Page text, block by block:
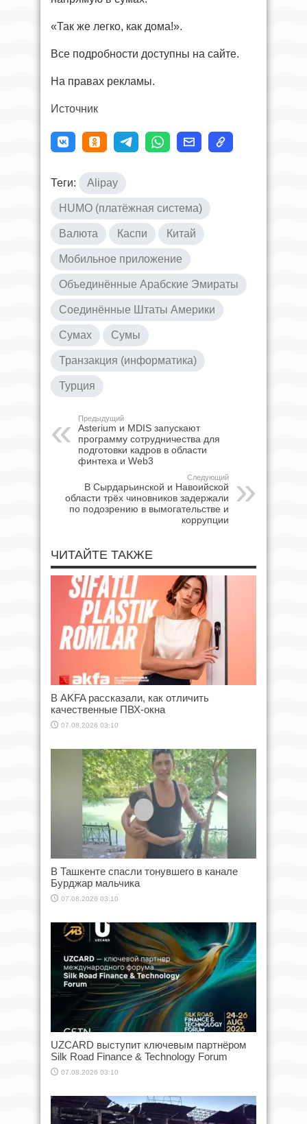
«Так же легко, как дома!».
Все подробности доступны на сайте.
На правах рекламы.
Источник
Теги: Alipay
HUMO (платёжная система)
Валюта Каспи Китай
Мобильное приложение
Объединённые Арабские Эмираты
Соединённые Штаты Америки
Сумах Сумы
Транзакция (информатика)
Турция
Предыдущий
Asterium и MDIS запускают
программу сотрудничества для
подготовки кадров в области
финтеха и Web3
Следующий
В Сырдарьинской и Навоийской
области трёх чиновников задержали
по подозрению в вымогательстве и
коррупции
ЧИТАЙТЕ ТАКЖЕ
В AKFA рассказали, как отличить
качественные ПВХ-окна
07.08.2026 03:10
В Ташкенте спасли тонувшего в канале
Бурджар мальчика
07.08.2026 03:10
UZCARD выступит ключевым партнёром
Silk Road Finance & Technology Forum
07.08.2026 03:10